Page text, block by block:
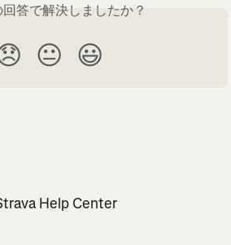
答で解決しましたか？
😐 😃